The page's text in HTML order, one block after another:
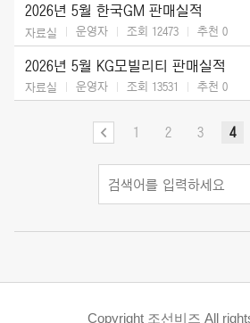
2026년 5월 한국GM 판매실적
자료실 운영자 조회 12473 추천 0
2026년 5월 KG모빌리티 판매실적
자료실 운영자 조회 13531 추천 0
1 2 3 4
Copyright 조선비즈 All